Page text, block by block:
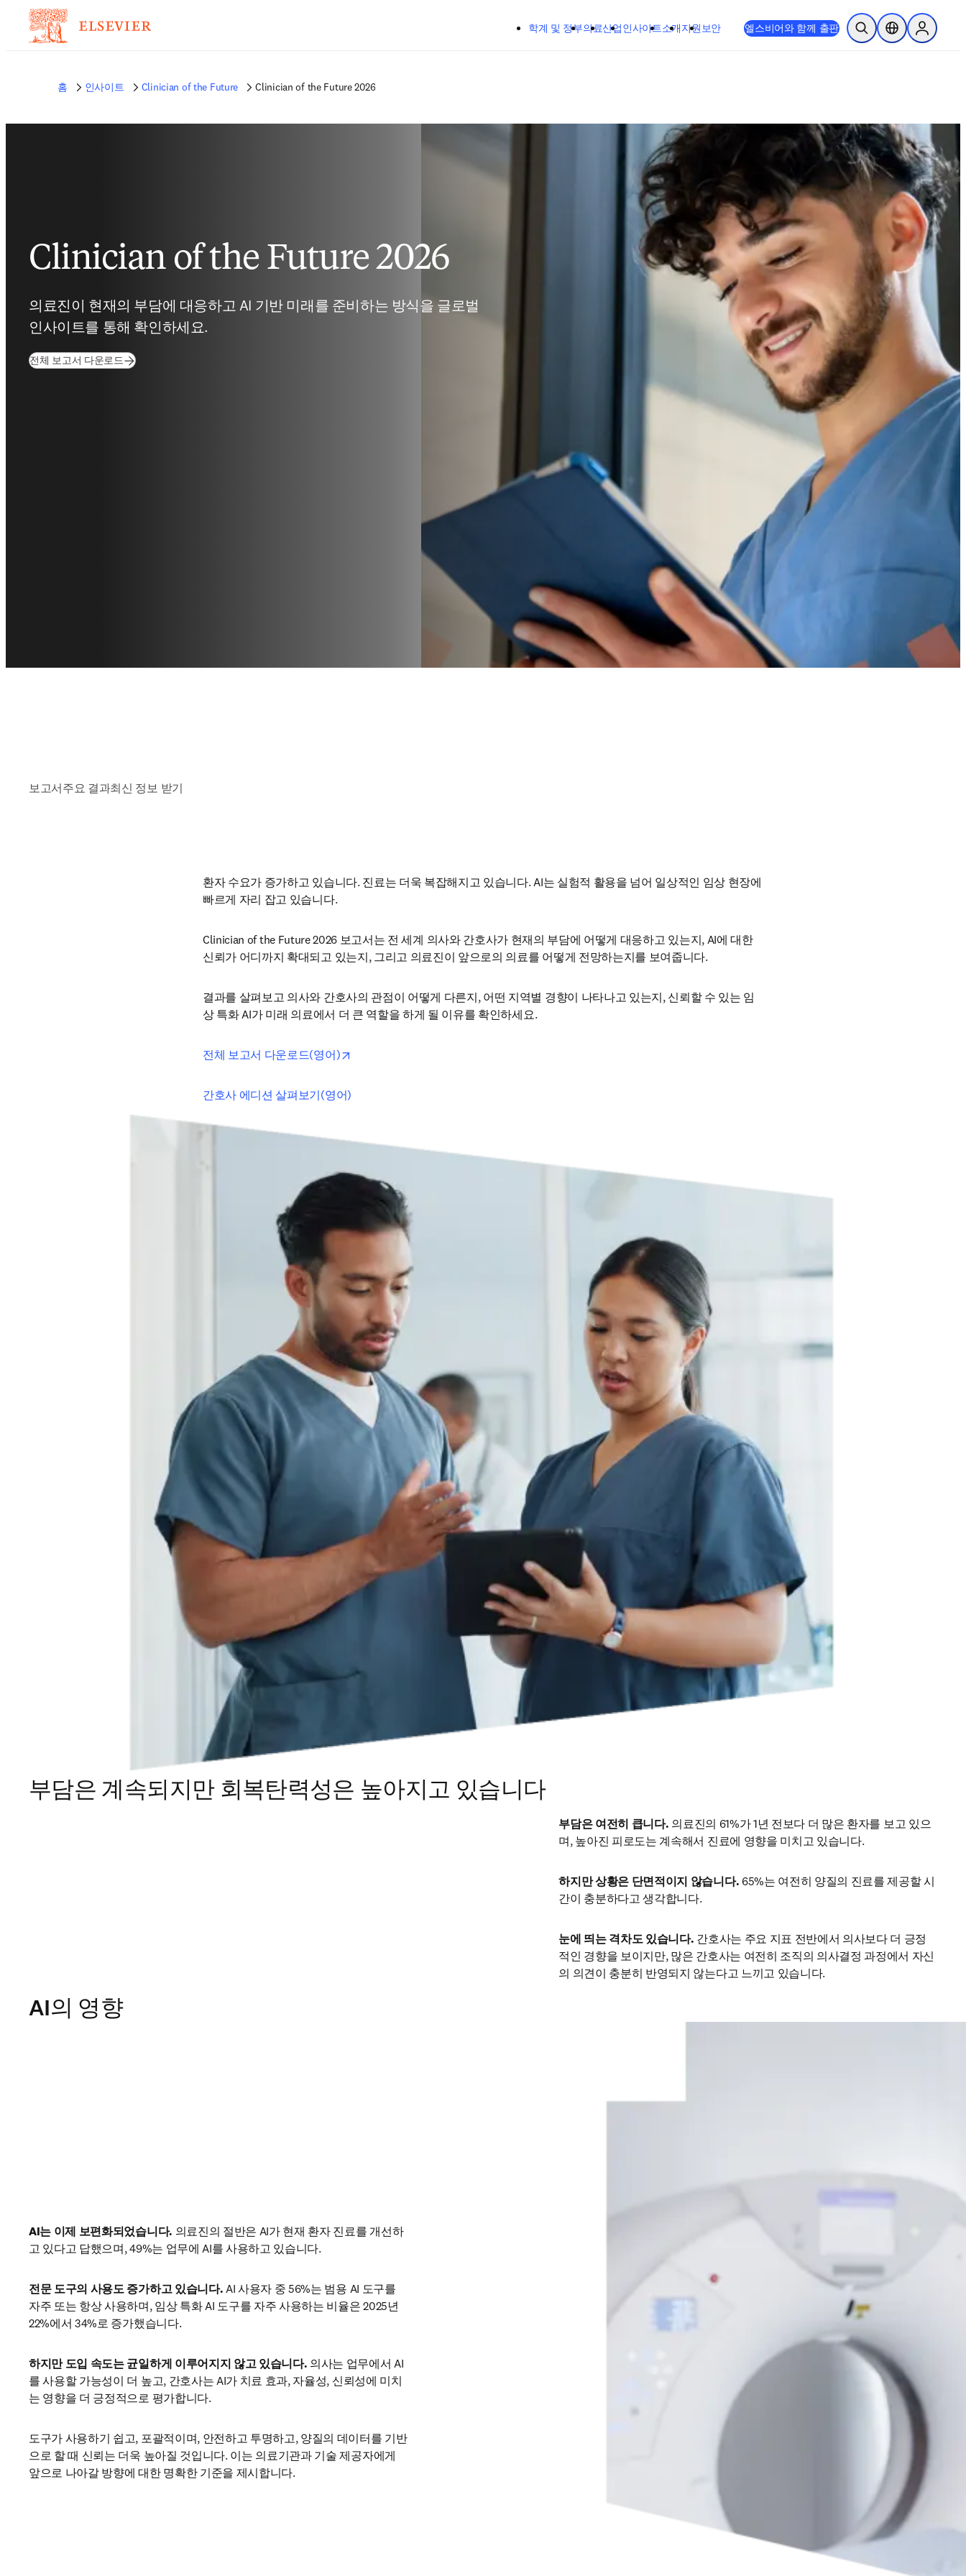
학계 및 정부의료산업인사이트소개지원 보안 엘스비어와 함께 출판 검색 열기위치 선택기Sign in to
홈 인사이트 Clinician of the Future Clinician of the Future 2026
Clinician of the Future 2026
의료진이 현재의 부담에 대응하고 AI 기반 미래를 준비하는 방식을 글로벌
인사이트를 통해 확인하세요.
전체 보고서 다운로드(새 탭/창에서 열기
보고서주요 결과최신 정보 받기
환자 수요가 증가하고 있습니다. 진료는 더욱 복잡해지고 있습니다. AI는 실험적 활용을 넘어 일상적인 임상 현장에
빠르게 자리 잡고 있습니다.
Clinician of the Future 2026 보고서는 전 세계 의사와 간호사가 현재의 부담에 어떻게 대응하고 있는지, AI에 대한
신뢰가 어디까지 확대되고 있는지, 그리고 의료진이 앞으로의 의료를 어떻게 전망하는지를 보여줍니다.
결과를 살펴보고 의사와 간호사의 관점이 어떻게 다른지, 어떤 지역별 경향이 나타나고 있는지, 신뢰할 수 있는 임
상 특화 AI가 미래 의료에서 더 큰 역할을 하게 될 이유를 확인하세요.
전체 보고서 다운로드(영어)
간호사 에디션 살펴보기(영어)
부담은 계속되지만 회복탄력성은 높아지고 있습니다
부담은 여전히 큽니다. 의료진의 61%가 1년 전보다 더 많은 환자를 보고 있으
며, 높아진 피로도는 계속해서 진료에 영향을 미치고 있습니다.
하지만 상황은 단면적이지 않습니다. 65%는 여전히 양질의 진료를 제공할 시
간이 충분하다고 생각합니다.
눈에 띄는 격차도 있습니다. 간호사는 주요 지표 전반에서 의사보다 더 긍정
적인 경향을 보이지만, 많은 간호사는 여전히 조직의 의사결정 과정에서 자신
의 의견이 충분히 반영되지 않는다고 느끼고 있습니다.
AI의 영향
AI는 이제 보편화되었습니다. 의료진의 절반은 AI가 현재 환자 진료를 개선하
고 있다고 답했으며, 49%는 업무에 AI를 사용하고 있습니다.
전문 도구의 사용도 증가하고 있습니다. AI 사용자 중 56%는 범용 AI 도구를
자주 또는 항상 사용하며, 임상 특화 AI 도구를 자주 사용하는 비율은 2025년
22%에서 34%로 증가했습니다.
하지만 도입 속도는 균일하게 이루어지지 않고 있습니다. 의사는 업무에서 AI
를 사용할 가능성이 더 높고, 간호사는 AI가 치료 효과, 자율성, 신뢰성에 미치
는 영향을 더 긍정적으로 평가합니다.
도구가 사용하기 쉽고, 포괄적이며, 안전하고 투명하고, 양질의 데이터를 기반
으로 할 때 신뢰는 더욱 높아질 것입니다. 이는 의료기관과 기술 제공자에게
앞으로 나아갈 방향에 대한 명확한 기준을 제시합니다.